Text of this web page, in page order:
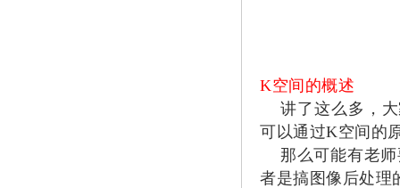
K空间的概述
讲了这么多，大
可以通过K空间的
那么可能有老师
者是搞图像后处理